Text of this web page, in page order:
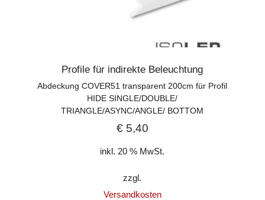
Profile für indirekte Beleuchtung
Abdeckung COVER51 transparent 200cm für Profil
HIDE SINGLE/DOUBLE/
TRIANGLE/ASYNC/ANGLE/ BOTTOM
€5,40
inkl. 20 % MwSt.
zzgl.
Versandkosten